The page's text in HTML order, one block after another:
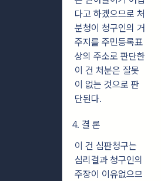
다고 하겠으므로 처
분청이 청구인의 거
주지를 주민등록표
상의 주소로 판단한
이 건 처분은 잘못
이 없는 것으로 판
단된다.
4. 결 론
이 건 심판청구는
심리결과 청구인의
주장이 이유없으므